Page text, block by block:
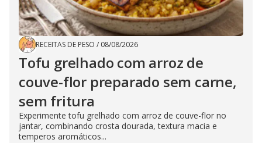
RECEITAS DE PESO / 08/08/2026
Tofu grelhado com arroz de
couve-flor preparado sem carne,
sem fritura
Experimente tofu grelhado com arroz de couve-flor no
jantar, combinando crosta dourada, textura macia e
temperos aromáticos...